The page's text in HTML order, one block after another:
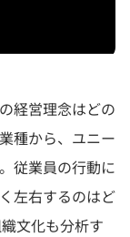
経営理念はどの
種から、ユニー
従業員の行動に
左右するのはど
文化も分析す